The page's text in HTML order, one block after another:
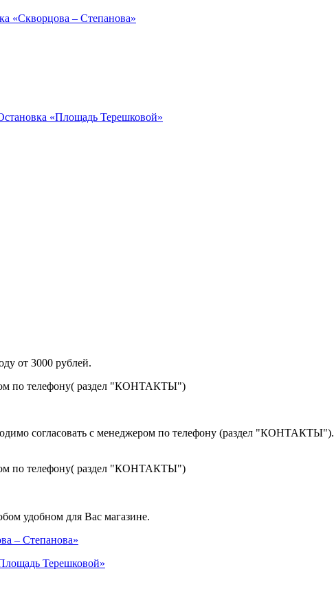
«Скворцова – Степанова»
«Площадь Терешковой»
от 3000 рублей.
по телефону( раздел "КОНТАКТЫ")
согласовать с менеджером по телефону (раздел "КОНТАКТЫ").
по телефону( раздел "КОНТАКТЫ")
удобном для Вас магазине.
– Степанова»
Терешковой»